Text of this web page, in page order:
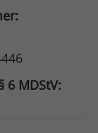
6 MDStV: